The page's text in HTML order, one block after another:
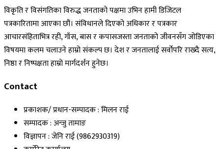
विकृति र विसंगतिका विरुद्ध जनताको पक्षमा उभिन हामी डिजिटल
पत्रकारितामा आएका छौं। संविधानले दिएको अधिकार र पत्रकार
आचारसंहिताभित्र रही, गाँस, बास र कपासजस्ता जनताको जीवनसँग जोडिएका
विषयमा कलम चलाउने हाम्रो संकल्प छ। देश र जनतालाई सर्वोपरि राख्दै सत्य,
निष्ठा र निष्पक्षता हाम्रो मार्गदर्शन हुनेछ।
Contact
प्रकाशक/ प्रधान-सम्पादक : मिलन राई
सम्पादक : अन्जु तामाङ
विज्ञापन : जेनि राई (9862930319)